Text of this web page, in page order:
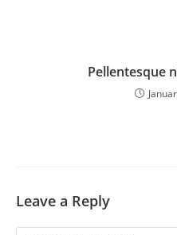
Pellentesque
Leave a Reply